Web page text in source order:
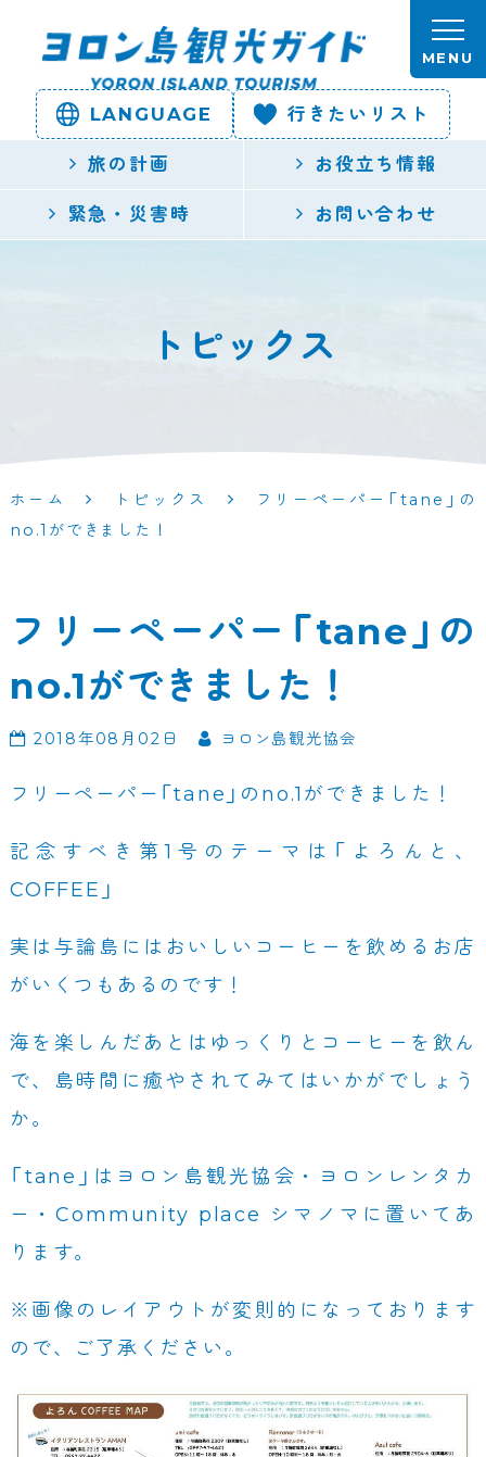
ヨロン島
観光ガイ
ド | 鹿児
端の与論
光サイト
LANGUAGE 行きたいリスト
旅の計画 お役立ち情報
緊急・災害時 お問い合わせ
MENU
トピックス
ホーム トピックス
フリーペーパー「tane」の
no.1ができました！
フリーペーパー「tane」の
no.1ができました！
2018年08月02日 ヨロン島観光協会
フリーペーパー「tane」のno.1ができました！
記念すべき第1号のテーマは「よろんと、
COFFEE」
実は与論島にはおいしいコーヒーを飲めるお店
がいくつもあるのです！
海を楽しんだあとはゆっくりとコーヒーを飲ん
で、島時間に癒やされてみてはいかがでしょう
か。
「tane」はヨロン島観光協会・ヨロンレンタカ
ー・Community place シマノマに置いてあ
ります。
※画像のレイアウトが変則的になっております
ので、ご了承ください。